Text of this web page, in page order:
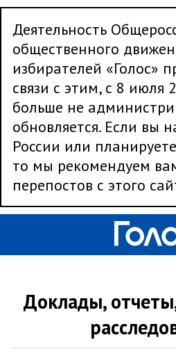
Деятельность
общественного
избирателей «Голос»
связи с этим, с 8 июля
больше не
обновляется. Если вы
России или
то мы рекомендуем
перепостов с этого
Доклады,